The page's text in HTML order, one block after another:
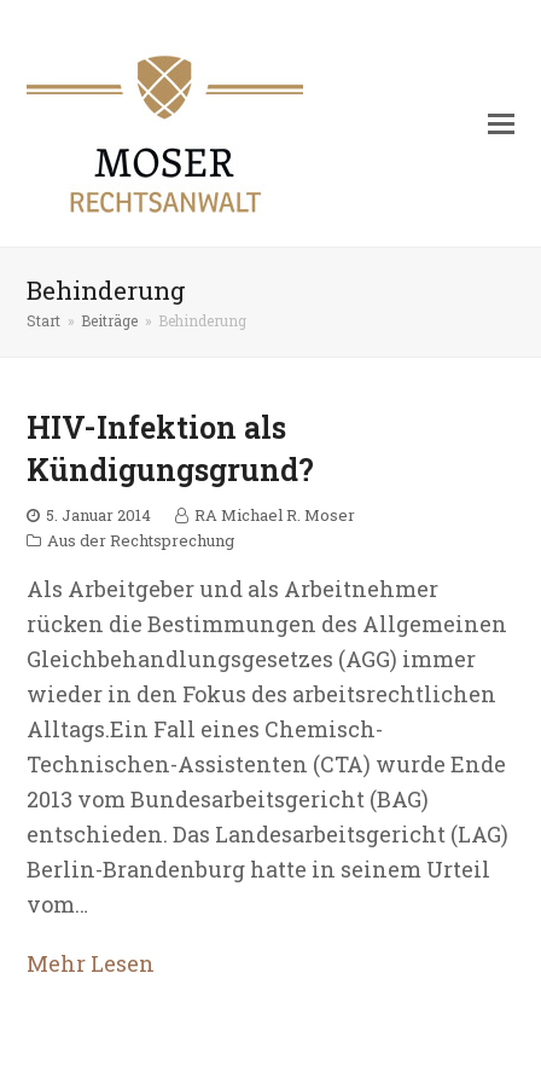
Behinderung
Start » Beiträge » Behinderung
HIV-Infektion als
Kündigungsgrund?
5. Januar 2014
RA Michael R. Moser
Aus der Rechtsprechung
Als Arbeitgeber und als Arbeitnehmer
rücken die Bestimmungen des Allgemeinen
Gleichbehandlungsgesetzes (AGG) immer
wieder in den Fokus des arbeitsrechtlichen
Alltags.Ein Fall eines Chemisch-
Technischen-Assistenten (CTA) wurde Ende
2013 vom Bundesarbeitsgericht (BAG)
entschieden. Das Landesarbeitsgericht (LAG)
Berlin-Brandenburg hatte in seinem Urteil
vom…
Mehr Lesen